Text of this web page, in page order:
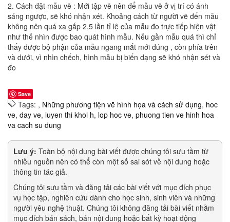
2. Cách đặt mẫu vẽ : Mới tập vẽ nên để mẫu vẽ ở vị trí có ánh
sáng ngược, sẽ khó nhận xét. Khoảng cách từ người vẽ đến mẫu
không nên quá xa gấp 2,5 lần tỉ lệ của mẫu đo trực tiếp hiện vật
như thế nhìn được bao quát hình mẫu. Nếu gần mẫu quá thì chỉ
thấy được bộ phận của mẫu ngang mắt mới đúng , còn phía trên
và dưới, vì nhìn chếch, hình mẫu bị biến dạng sẽ khó nhận sét và
đo
Save
Tags: , Những phương tiện vẽ hình họa và cách sử dụng, hoc
ve, day ve, luyen thi khoi h, lop hoc ve, phuong tien ve hinh hoa
va cach su dung
Lưu ý: Toàn bộ nội dung bài viết được chúng tôi sưu tầm từ
nhiều nguồn nên có thể còn một số sai sót về nội dung hoặc
thông tin tác giả.
Chúng tôi sưu tầm và đăng tải các bài viết với mục đích phục
vụ học tập, nghiên cứu dành cho học sinh, sinh viên và những
người yêu nghệ thuật. Chúng tôi không đăng tải bài viết nhằm
mục đích bán sách, bán nội dung hoặc bất kỳ hoạt động